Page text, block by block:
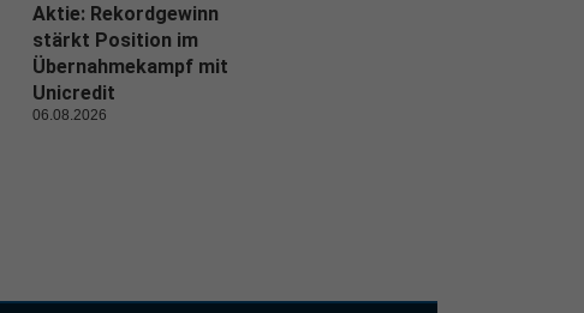
Aktie: Rekordgewinn
stärkt Position im
Übernahmekampf mit
Unicredit
06.08.2026